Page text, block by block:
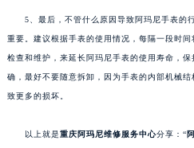
5、最后，不管什么原因导致阿玛尼手表的
重要。建议根据手表的使用情况，每隔一段时
检查和维护，来延长阿玛尼手表的使用寿命，
确，最好不要随意拆卸，因为手表的内部机械
致更多的损坏。
以上就是重庆阿玛尼维修服务中心分享：“